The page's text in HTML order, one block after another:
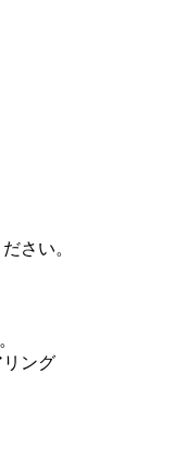
さい。
ング